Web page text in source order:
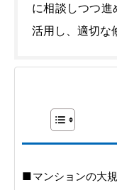
に相談しつつ
活用し、適切な
マンションの大